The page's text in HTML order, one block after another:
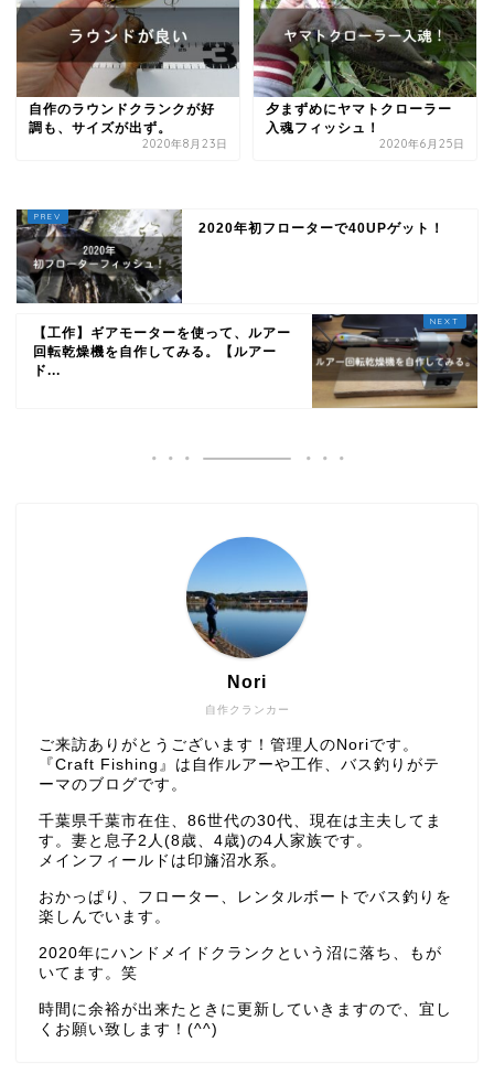
自作のラウンドクランクが好
調も、サイズが出ず。
2020年8月23日
夕まずめにヤマトクローラー
入魂フィッシュ！
2020年6月25日
2020年初フローターで40UPゲット！
【工作】ギアモーターを使って、ルアー
回転乾燥機を自作してみる。【ルアー
ド...
自作クランカー
Nori
ご来訪ありがとうございます！管理人のNoriです。
『Craft Fishing』は自作ルアーや工作、バス釣りがテ
ーマのブログです。
千葉県千葉市在住、86世代の30代、現在は主夫してま
す。妻と息子2人(8歳、4歳)の4人家族です。
メインフィールドは印旛沼水系。
おかっぱり、フローター、レンタルボートでバス釣りを
楽しんでいます。
2020年にハンドメイドクランクという沼に落ち、もが
いてます。笑
時間に余裕が出来たときに更新していきますので、宜し
くお願い致します！(^^)